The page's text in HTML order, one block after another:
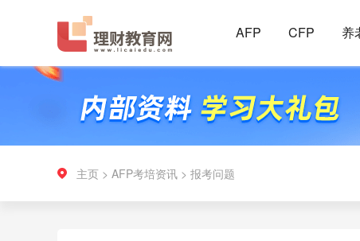
AFP CFP 养
主页 > AFP考培资讯 > 报考问题